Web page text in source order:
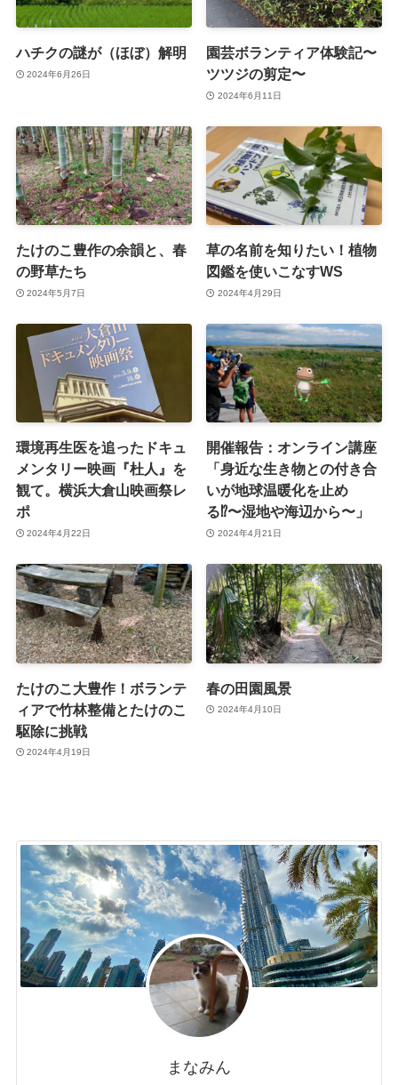
ハチクの謎が（ほぼ）解明
2024年6月26日
園芸ボランティア体験記〜
ツツジの剪定〜
2024年6月11日
たけのこ豊作の余韻と、春
の野草たち
2024年5月7日
草の名前を知りたい！植物
図鑑を使いこなすWS
2024年4月29日
環境再生医を追ったドキュ
メンタリー映画『杜人』を
観て。横浜大倉山映画祭レ
ポ
2024年4月22日
開催報告：オンライン講座
「身近な生き物との付き合
いが地球温暖化を止め
る⁉〜湿地や海辺から〜」
2024年4月21日
たけのこ大豊作！ボランテ
ィアで竹林整備とたけのこ
駆除に挑戦
2024年4月19日
春の田園風景
2024年4月10日
まなみん